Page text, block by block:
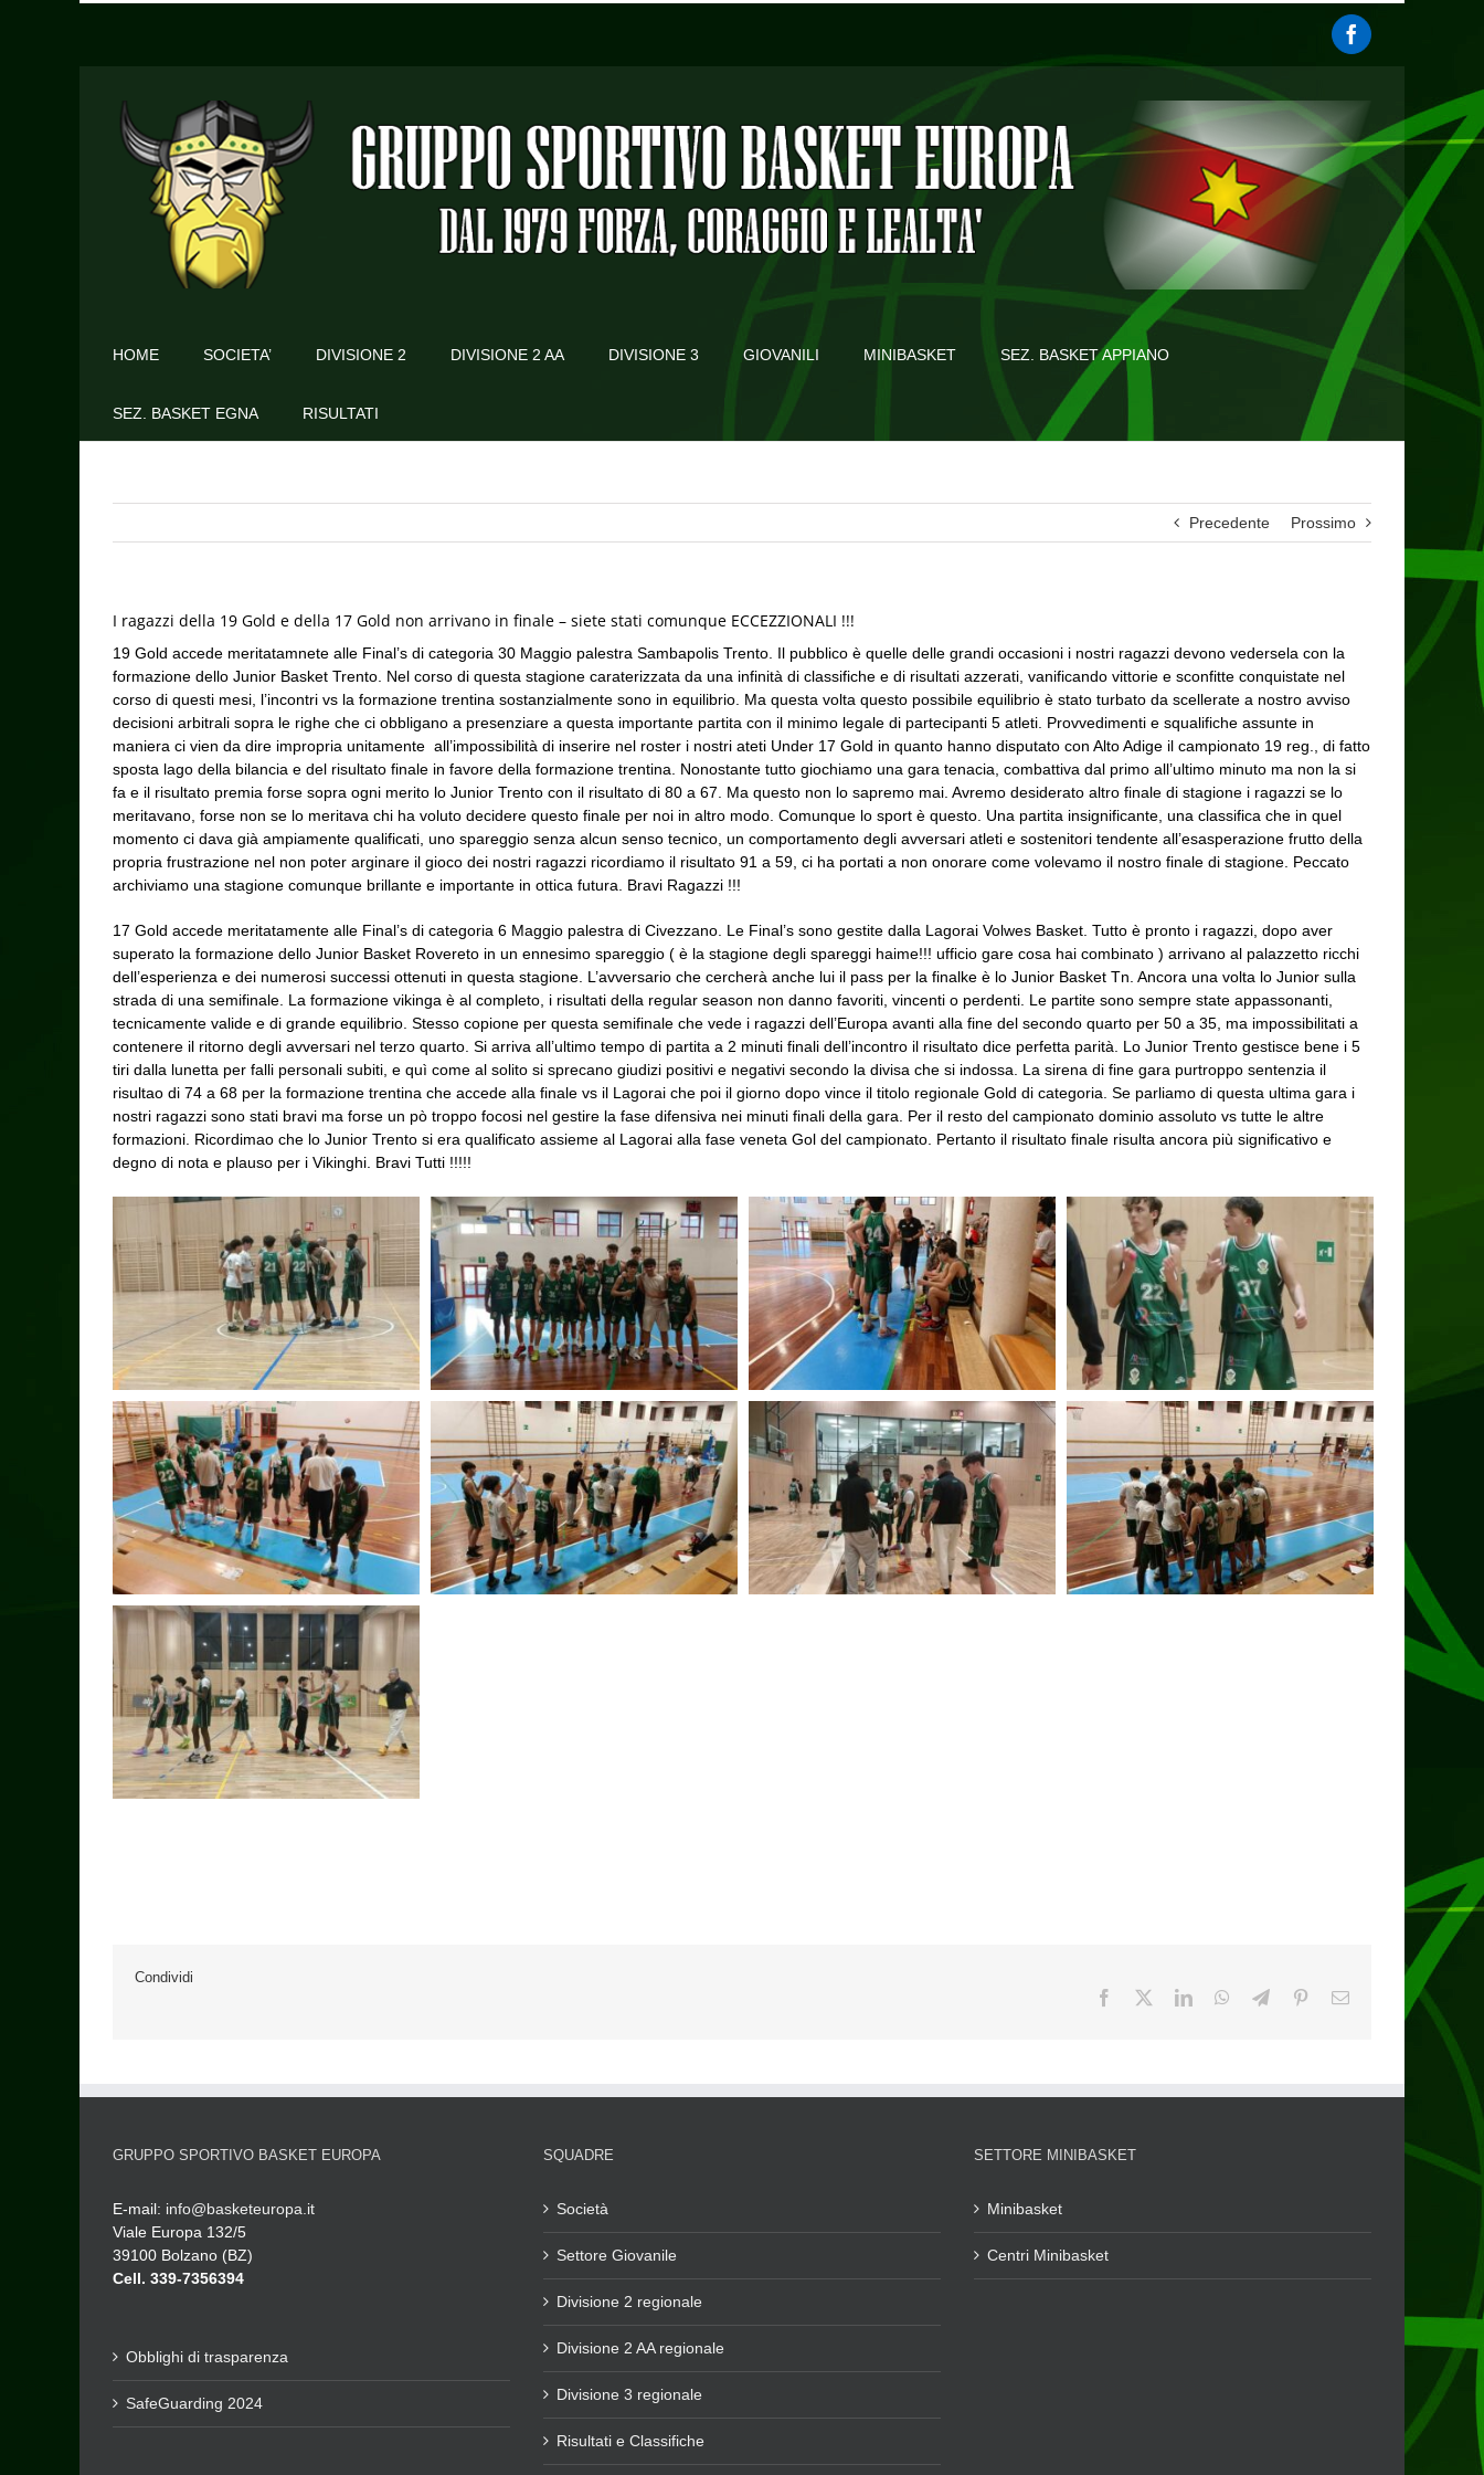
HOME SOCIETA’ DIVISIONE 2 DIVISIONE 2 AA DIVISIONE 3 GIOVANILI MINIBASKET SEZ. BASKET APPIANO
SEZ. BASKET EGNA RISULTATI
Precedente Prossimo
I ragazzi della 19 Gold e della 17 Gold non arrivano in finale – siete stati comunque ECCEZZIONALI !!!
19 Gold accede meritatamnete alle Final’s di categoria 30 Maggio palestra Sambapolis Trento. Il pubblico è quelle delle grandi occasioni i nostri ragazzi devono vedersela con la
formazione dello Junior Basket Trento. Nel corso di questa stagione caraterizzata da una infinità di classifiche e di risultati azzerati, vanificando vittorie e sconfitte conquistate nel
corso di questi mesi, l’incontri vs la formazione trentina sostanzialmente sono in equilibrio. Ma questa volta questo possibile equilibrio è stato turbato da scellerate a nostro avviso
decisioni arbitrali sopra le righe che ci obbligano a presenziare a questa importante partita con il minimo legale di partecipanti 5 atleti. Provvedimenti e squalifiche assunte in
maniera ci vien da dire impropria unitamente all’impossibilità di inserire nel roster i nostri ateti Under 17 Gold in quanto hanno disputato con Alto Adige il campionato 19 reg., di fatto
sposta lago della bilancia e del risultato finale in favore della formazione trentina. Nonostante tutto giochiamo una gara tenacia, combattiva dal primo all’ultimo minuto ma non la si
fa e il risultato premia forse sopra ogni merito lo Junior Trento con il risultato di 80 a 67. Ma questo non lo sapremo mai. Avremo desiderato altro finale di stagione i ragazzi se lo
meritavano, forse non se lo meritava chi ha voluto decidere questo finale per noi in altro modo. Comunque lo sport è questo. Una partita insignificante, una classifica che in quel
momento ci dava già ampiamente qualificati, uno spareggio senza alcun senso tecnico, un comportamento degli avversari atleti e sostenitori tendente all’esasperazione frutto della
propria frustrazione nel non poter arginare il gioco dei nostri ragazzi ricordiamo il risultato 91 a 59, ci ha portati a non onorare come volevamo il nostro finale di stagione. Peccato
archiviamo una stagione comunque brillante e importante in ottica futura. Bravi Ragazzi !!!
17 Gold accede meritatamente alle Final’s di categoria 6 Maggio palestra di Civezzano. Le Final’s sono gestite dalla Lagorai Volwes Basket. Tutto è pronto i ragazzi, dopo aver
superato la formazione dello Junior Basket Rovereto in un ennesimo spareggio ( è la stagione degli spareggi haime!!! ufficio gare cosa hai combinato ) arrivano al palazzetto ricchi
dell’esperienza e dei numerosi successi ottenuti in questa stagione. L’avversario che cercherà anche lui il pass per la finalke è lo Junior Basket Tn. Ancora una volta lo Junior sulla
strada di una semifinale. La formazione vikinga è al completo, i risultati della regular season non danno favoriti, vincenti o perdenti. Le partite sono sempre state appassonanti,
tecnicamente valide e di grande equilibrio. Stesso copione per questa semifinale che vede i ragazzi dell’Europa avanti alla fine del secondo quarto per 50 a 35, ma impossibilitati a
contenere il ritorno degli avversari nel terzo quarto. Si arriva all’ultimo tempo di partita a 2 minuti finali dell’incontro il risultato dice perfetta parità. Lo Junior Trento gestisce bene i 5
tiri dalla lunetta per falli personali subiti, e quì come al solito si sprecano giudizi positivi e negativi secondo la divisa che si indossa. La sirena di fine gara purtroppo sentenzia il
risultao di 74 a 68 per la formazione trentina che accede alla finale vs il Lagorai che poi il giorno dopo vince il titolo regionale Gold di categoria. Se parliamo di questa ultima gara i
nostri ragazzi sono stati bravi ma forse un pò troppo focosi nel gestire la fase difensiva nei minuti finali della gara. Per il resto del campionato dominio assoluto vs tutte le altre
formazioni. Ricordimao che lo Junior Trento si era qualificato assieme al Lagorai alla fase veneta Gol del campionato. Pertanto il risultato finale risulta ancora più significativo e
degno di nota e plauso per i Vikinghi. Bravi Tutti !!!!!
Condividi
GRUPPO SPORTIVO BASKET EUROPA
E-mail: info@basketeuropa.it
Viale Europa 132/5
39100 Bolzano (BZ)
Cell. 339-7356394
Obblighi di trasparenza
SafeGuarding 2024
SQUADRE
Società
Settore Giovanile
Divisione 2 regionale
Divisione 2 AA regionale
Divisione 3 regionale
Risultati e Classifiche
SETTORE MINIBASKET
Minibasket
Centri Minibasket